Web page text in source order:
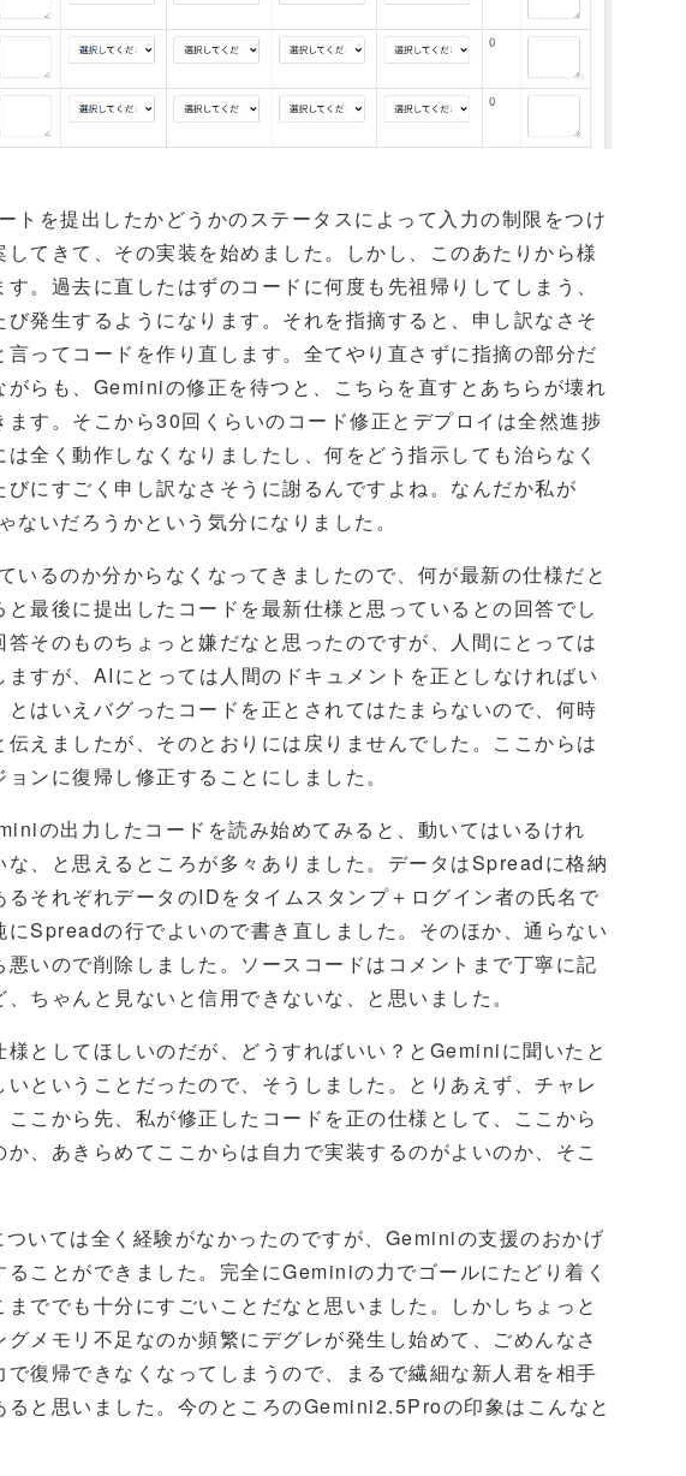
を提出したかどうかのステータスによって入力の制限をつけ
てきて、その実装を始めました。しかし、このあたりから様
。過去に直したはずのコードに何度も先祖帰りしてしまう、
発生するようになります。それを指摘すると、申し訳なさそ
ってコードを作り直します。全てやり直さずに指摘の部分だ
がらも、Geminiの修正を待つと、こちらを直すとあちらが壊れ
す。そこから30回くらいのコード修正とデプロイは全然進捗
全く動作しなくなりましたし、何をどう指示しても治らなく
にすごく申し訳なさそうに謝るんですよね。なんだか私が
いだろうかという気分になりました。
るのか分からなくなってきましたので、何が最新の仕様だと
最後に提出したコードを最新仕様と思っているとの回答でし
そのものちょっと嫌だなと思ったのですが、人間にとっては
ますが、AIにとっては人間のドキュメントを正としなければい
はいえバグったコードを正とされてはたまらないので、何時
えましたが、そのとおりには戻りませんでした。ここからは
ンに復帰し修正することにしました。
の出力したコードを読み始めてみると、動いてはいるけれ
な、と思えるところが多々ありました。データはSpreadに格納
それぞれデータのIDをタイムスタンプ＋ログイン者の氏名で
Spreadの行でよいので書き直しました。そのほか、通らない
いので削除しました。ソースコードはコメントまで丁寧に記
ちゃんと見ないと信用できないな、と思いました。
としてほしいのだが、どうすればいい？とGeminiに聞いたと
ということだったので、そうしました。とりあえず、チャレ
こから先、私が修正したコードを正の仕様として、ここから
、あきらめてここからは自力で実装するのがよいのか、そこ
いては全く経験がなかったのですが、Geminiの支援のおかげ
ことができました。完全にGeminiの力でゴールにたどり着く
ででも十分にすごいことだなと思いました。しかしちょっと
メモリ不足なのか頻繁にデグレが発生し始めて、ごめんなさ
復帰できなくなってしまうので、まるで繊細な新人君を相手
ると思いました。今のところのGemini2.5Proの印象はこんなと